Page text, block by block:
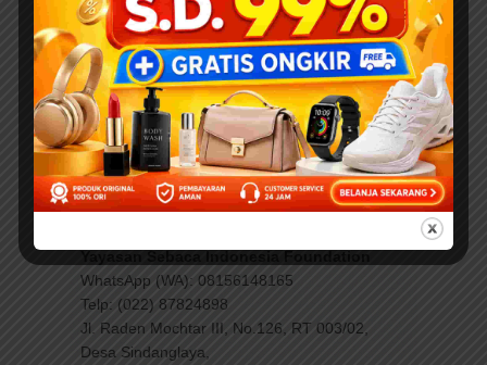
ini:
Bank Mandiri: 131-00-1542858-6
Bank Syariah Mandiri: 7113717337
Bank Central Asia: 7770520708
Bank BRI: 0746-01-020040-533
Atau melalui rekening galang dana di
kitabisa.com?DI SINI.??
WhatsApp (WA): 08156148165
Telp: (022) 87824898
Jl. Raden Mochtar III, No.126, RT 003/02,
Desa Sindanglaya,